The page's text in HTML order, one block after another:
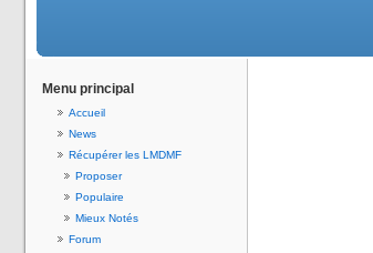
Menu principal
Accueil
News
Récupérer les LMDMF
Proposer
Populaire
Mieux Notés
Forum